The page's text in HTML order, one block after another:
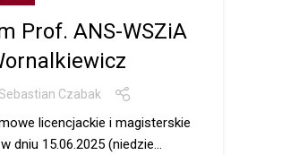
Prof. ANS-WSZiA
Czabak
licencjackie i magisterskie
dniu 15.06.2025 (niedzie...